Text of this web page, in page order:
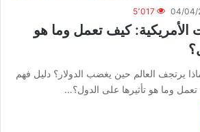
04/04/ 5٬017
الأمريكية: كيف تعمل وما هو
يرتجف العالم حين يغضب الدولار؟ دليل فهم
تعمل وما هو تأثيرها على الدول؟…